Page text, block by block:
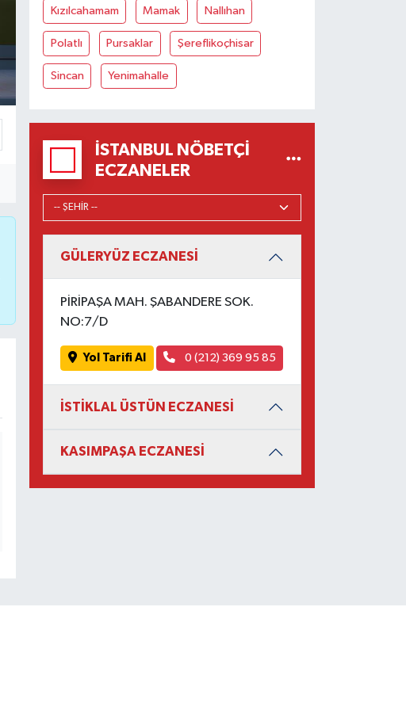
Kızılcahamam Mamak Nallıhan
Polatlı Pursaklar Şereflikoçhisar
Sincan Yenimahalle
İSTANBUL NÖBETÇI
ECZANELER
GÜLERYÜZ ECZANESİ
PİRİPAŞA MAH. ŞABANDERE SOK.
NO:7/D
Yol Tarifi Al 0 (212) 369 95 85
İSTİKLAL ÜSTÜN ECZANESİ
KASIMPAŞA ECZANESİ